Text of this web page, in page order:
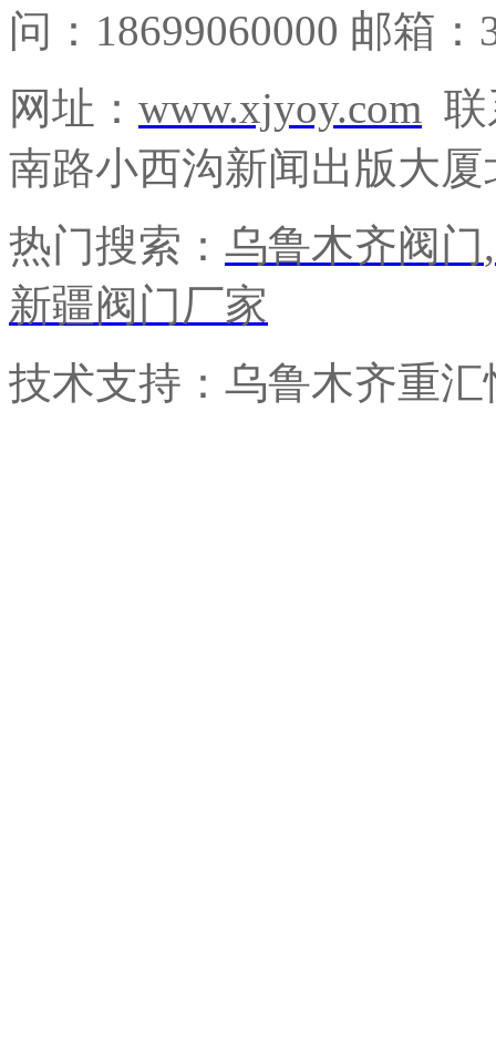
问：18699060000 邮箱：
网址： www.xjyoy.com
南路小西沟新闻出版大厦
热门搜索： 乌鲁木齐阀门,
新疆阀门厂家
技术支持：乌鲁木齐重